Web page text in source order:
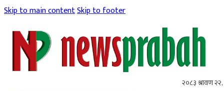
Skip to main contentSkip to footer
२०८३ श्रावण २२,